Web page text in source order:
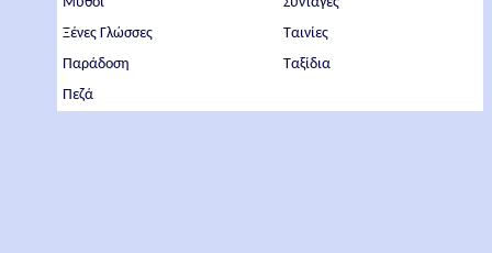
Ξένες Γλώσσες
Παράδοση
Πεζά
Ταινίες
Ταξίδια